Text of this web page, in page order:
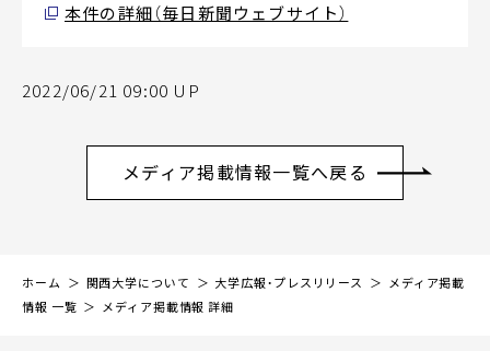
本件の詳細（毎日新聞ウェブサイト）
2022/06/21 09:00 UP
メディア掲載情報一覧へ戻る
ホーム 関西大学について 大学広報・プレスリリース
メディア掲載
情報 一覧
メディア掲載情報 詳細